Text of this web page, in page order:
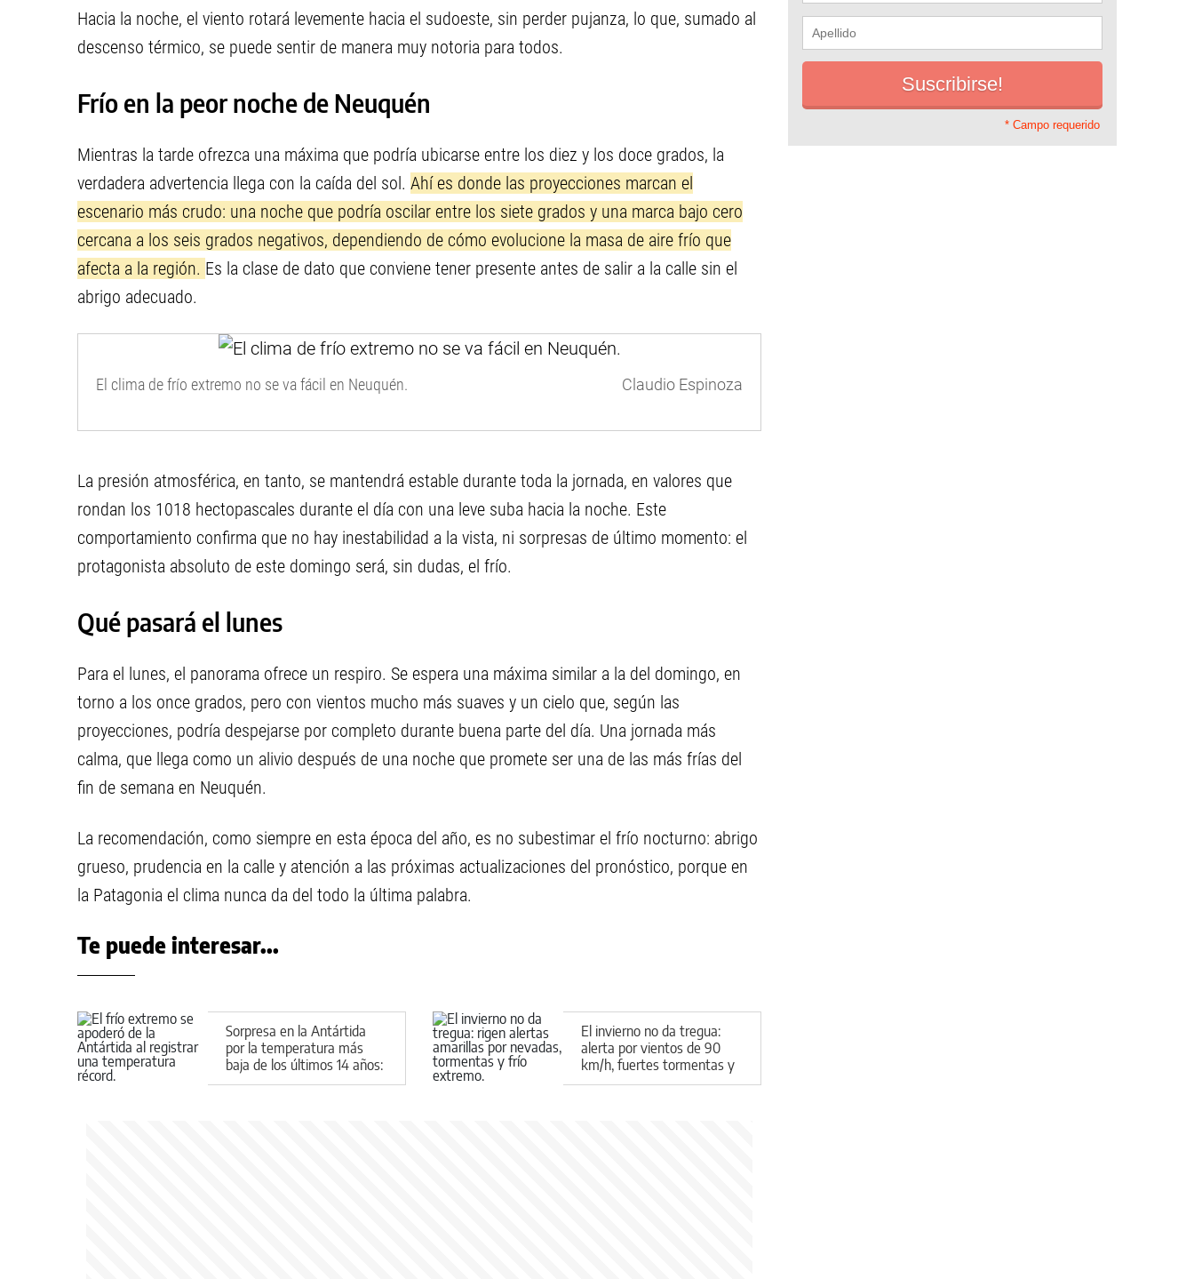
Hacia la noche, el viento rotará levemente hacia el sudoeste, sin perder pujanza, lo que, sumado al
descenso térmico, se puede sentir de manera muy notoria para todos.
Frío en la peor noche de Neuquén
Mientras la tarde ofrezca una máxima que podría ubicarse entre los diez y los doce grados, la
verdadera advertencia llega con la caída del sol. Ahí es donde las proyecciones marcan el
escenario más crudo: una noche que podría oscilar entre los siete grados y una marca bajo cero
cercana a los seis grados negativos, dependiendo de cómo evolucione la masa de aire frío que
afecta a la región. Es la clase de dato que conviene tener presente antes de salir a la calle sin el
abrigo adecuado.
El clima de frío extremo no se va fácil en Neuquén. Claudio Espinoza
La presión atmosférica, en tanto, se mantendrá estable durante toda la jornada, en valores que
rondan los 1018 hectopascales durante el día con una leve suba hacia la noche. Este
comportamiento confirma que no hay inestabilidad a la vista, ni sorpresas de último momento: el
protagonista absoluto de este domingo será, sin dudas, el frío.
Qué pasará el lunes
Para el lunes, el panorama ofrece un respiro. Se espera una máxima similar a la del domingo, en
torno a los once grados, pero con vientos mucho más suaves y un cielo que, según las
proyecciones, podría despejarse por completo durante buena parte del día. Una jornada más
calma, que llega como un alivio después de una noche que promete ser una de las más frías del
fin de semana en Neuquén.
La recomendación, como siempre en esta época del año, es no subestimar el frío nocturno: abrigo
grueso, prudencia en la calle y atención a las próximas actualizaciones del pronóstico, porque en
la Patagonia el clima nunca da del todo la última palabra.
Te puede interesar...
Sorpresa en la Antártida
por la temperatura más
baja de los últimos 14 años:
cuánto marcó el
El invierno no da tregua:
alerta por vientos de 90
km/h, fuertes tormentas y
nevadas
* Campo requerido